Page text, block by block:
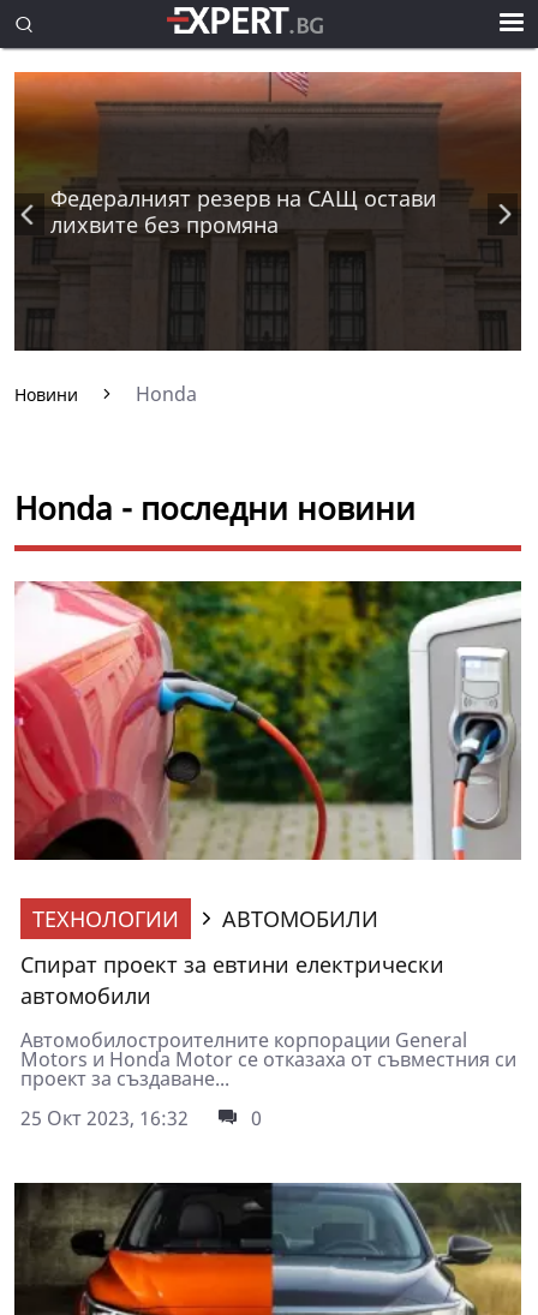
Федералният резерв на САЩ остави
лихвите без промяна
Новини Honda
Honda - последни новини
ТЕХНОЛОГИИ
АВТОМОБИЛИ
Спират проект за евтини електрически
автомобили
Автомобилостроителните корпорации General
Motors и Honda Motor се отказаха от съвместния си
проект за създаване...
25 Окт 2023, 16:32
0